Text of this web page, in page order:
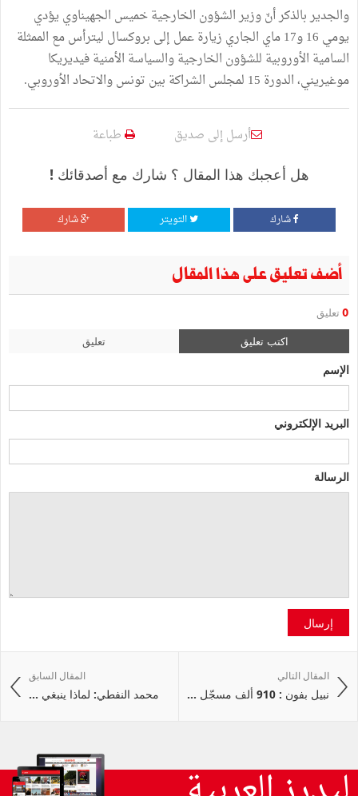
والجدير بالذكر أنّ وزير الشؤون الخارجية خميس الجهيناوي يؤدي
يومي 16 و17 ماي الجاري زيارة عمل إلى بروكسال ليترأس مع الممثلة
السامية الأوروبية للشؤون الخارجية والسياسة الأمنية فيديريكا
موغيريني، الدورة 15 لمجلس الشراكة بين تونس والاتحاد الأوروبي.
أرسل إلى صديق طباعة
هل أعجبك هذا المقال ؟ شارك مع أصدقائك !
شارك التويتر شارك
أضف تعليق على هذا المقال
0 تعليق
اكتب تعليق تعليق
الإسم
البريد الإلكتروني
الرسالة
إرسال
المقال السابق
محمد النفطي: لماذا ينبغي ...
المقال التالي
نبيل بفون : 910 ألف مسجّل ...